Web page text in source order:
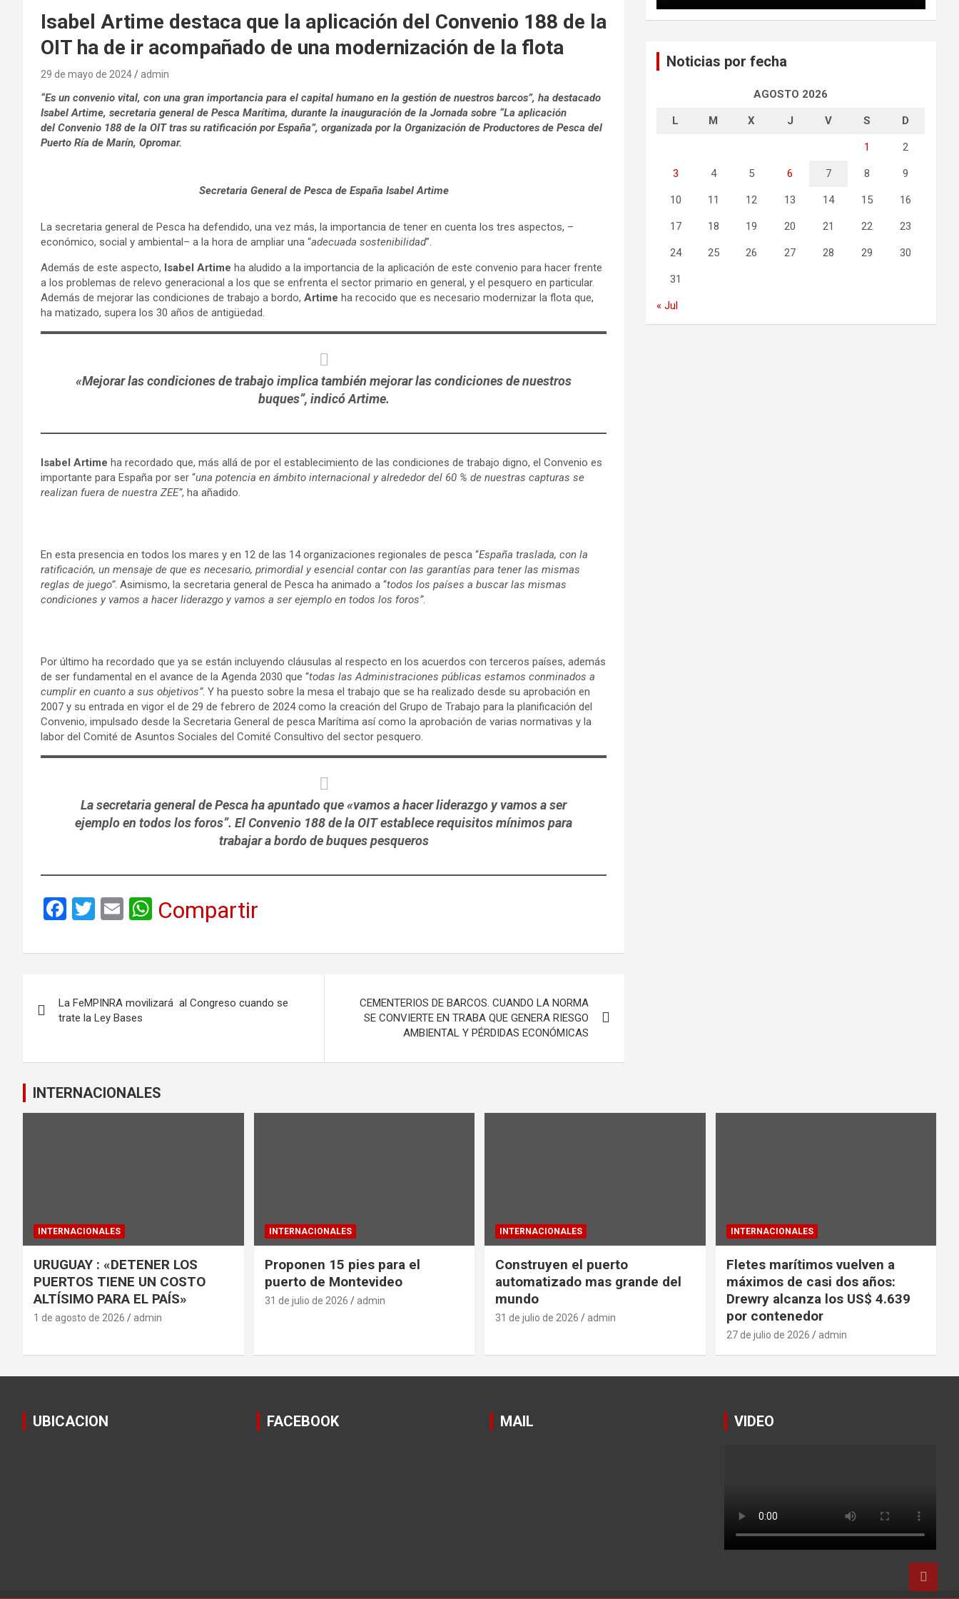
Isabel Artime destaca que la aplicación del Convenio 188 de la
OIT ha de ir acompañado de una modernización de la flota
29 de mayo de 2024 admin
“Es un convenio vital, con una gran importancia para el capital humano en la gestión de nuestros barcos”, ha destacado
Isabel Artime, secretaria general de Pesca Marítima, durante la inauguración de la Jornada sobre “La aplicación
del Convenio 188 de la OIT tras su ratificación por España”, organizada por la Organización de Productores de Pesca del
Puerto Ría de Marín, Opromar.
Secretaria General de Pesca de España Isabel Artime
La secretaria general de Pesca ha defendido, una vez más, la importancia de tener en cuenta los tres aspectos, –
económico, social y ambiental– a la hora de ampliar una “adecuada sostenibilidad”.
Además de este aspecto, Isabel Artime ha aludido a la importancia de la aplicación de este convenio para hacer frente
a los problemas de relevo generacional a los que se enfrenta el sector primario en general, y el pesquero en particular.
Además de mejorar las condiciones de trabajo a bordo, Artime ha recocido que es necesario modernizar la flota que,
ha matizado, supera los 30 años de antigüedad.
«Mejorar las condiciones de trabajo implica también mejorar las condiciones de nuestros
buques”, indicó Artime.
Isabel Artime ha recordado que, más allá de por el establecimiento de las condiciones de trabajo digno, el Convenio es
importante para España por ser “una potencia en ámbito internacional y alrededor del 60 % de nuestras capturas se
realizan fuera de nuestra ZEE”, ha añadido.
En esta presencia en todos los mares y en 12 de las 14 organizaciones regionales de pesca “España traslada, con la
ratificación, un mensaje de que es necesario, primordial y esencial contar con las garantías para tener las mismas
reglas de juego”. Asimismo, la secretaria general de Pesca ha animado a “todos los países a buscar las mismas
condiciones y vamos a hacer liderazgo y vamos a ser ejemplo en todos los foros”.
Por último ha recordado que ya se están incluyendo cláusulas al respecto en los acuerdos con terceros países, además
de ser fundamental en el avance de la Agenda 2030 que “todas las Administraciones públicas estamos conminados a
cumplir en cuanto a sus objetivos”. Y ha puesto sobre la mesa el trabajo que se ha realizado desde su aprobación en
2007 y su entrada en vigor el de 29 de febrero de 2024 como la creación del Grupo de Trabajo para la planificación del
Convenio, impulsado desde la Secretaria General de pesca Marítima así como la aprobación de varias normativas y la
labor del Comité de Asuntos Sociales del Comité Consultivo del sector pesquero.
La secretaria general de Pesca ha apuntado que «vamos a hacer liderazgo y vamos a ser
ejemplo en todos los foros”. El Convenio 188 de la OIT establece requisitos mínimos para
trabajar a bordo de buques pesqueros
F
ce
o
o
T
tt
E
ail
W
at
A
Compartir
de
La FeMPINRA movilizará al Congreso cuando se
trate la Ley Bases
CEMENTERIOS DE BARCOS. CUANDO LA NORMA
SE CONVIERTE EN TRABA QUE GENERA RIESGO
AMBIENTAL Y PÉRDIDAS ECONÓMICAS
Noticias por fecha
AGOSTO 2026
L M X J V S D
1 2
3 4 5 6 7 8 9
10 11 12 13 14 15 16
17 18 19 20 21 22 23
24 25 26 27 28 29 30
31
« Jul
INTERNACIONALES
INTERNACIONALES
URUGUAY : «DETENER LOS
PUERTOS TIENE UN COSTO
ALTÍSIMO PARA EL PAÍS»
1 de agosto de 2026 admin
INTERNACIONALES
Proponen 15 pies para el
puerto de Montevideo
31 de julio de 2026 admin
INTERNACIONALES
Construyen el puerto
automatizado mas grande del
mundo
31 de julio de 2026 admin
INTERNACIONALES
Fletes marítimos vuelven a
máximos de casi dos años:
Drewry alcanza los US$ 4.639
por contenedor
27 de julio de 2026 admin
UBICACION FACEBOOK MAIL VIDEO